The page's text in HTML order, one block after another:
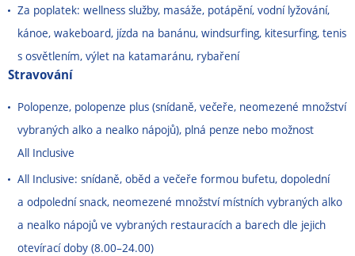
Za poplatek: wellness služby, masáže, potápění, vodní lyžování,
kánoe, wakeboard, jízda na banánu, windsurfing, kitesurfing, tenis
s osvětlením, výlet na katamaránu, rybaření
Stravování
Polopenze, polopenze plus (snídaně, večeře, neomezené množství
vybraných alko a nealko nápojů), plná penze nebo možnost
All Inclusive
All Inclusive: snídaně, oběd a večeře formou bufetu, dopolední
a odpolední snack, neomezené množství místních vybraných alko
a nealko nápojů ve vybraných restauracích a barech dle jejich
otevírací doby (8.00–24.00)